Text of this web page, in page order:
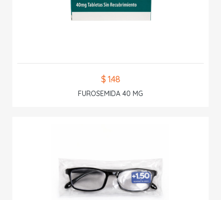
$ 1.48
FUROSEMIDA 40 MG